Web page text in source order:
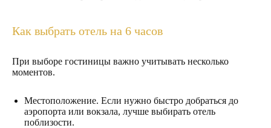
Как выбрать отель на 6 часов
При выборе гостиницы важно учитывать несколько
моментов.
Местоположение. Если нужно быстро добраться до
аэропорта или вокзала, лучше выбирать отель
поблизости.